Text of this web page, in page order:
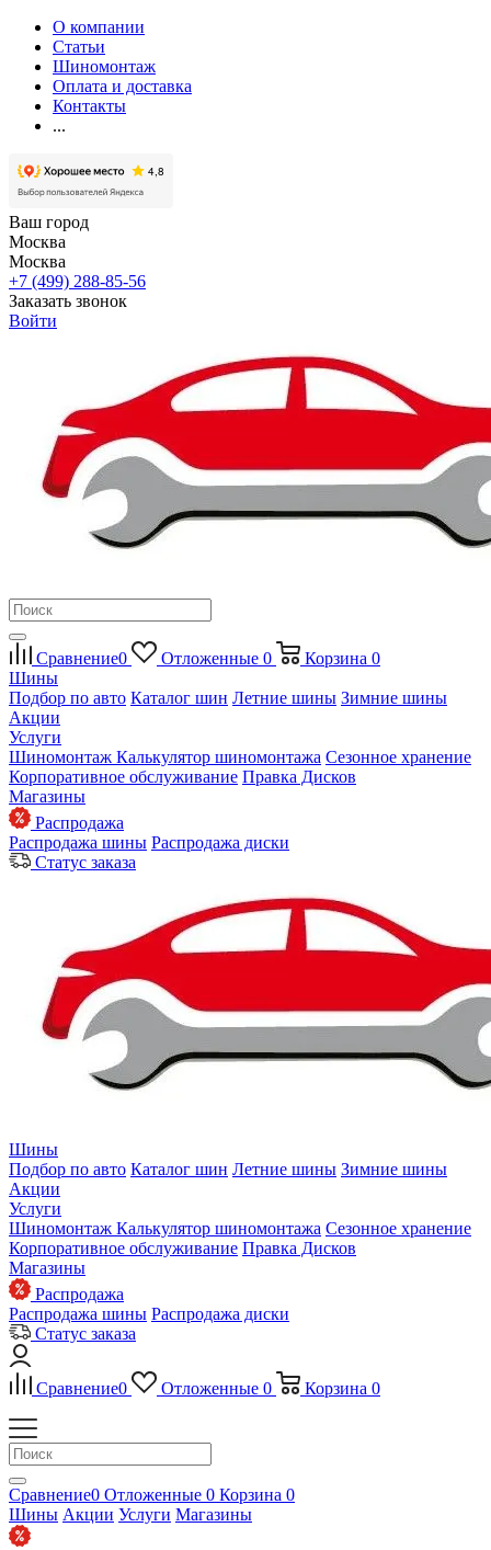
О компании
Статьи
Шиномонтаж
Оплата и доставка
Контакты
...
Ваш город
Москва
Москва
+7 (499) 288-85-56
Заказать звонок
Войти
Сравнение0 Отложенные 0 Корзина 0
Шины
Подбор по авто Каталог шин Летние шины Зимние шины
Акции
Услуги
Шиномонтаж Калькулятор шиномонтажа Сезонное хранение
Корпоративное обслуживание Правка Дисков
Магазины
Распродажа
Распродажа шины Распродажа диски
Статус заказа
Шины
Подбор по авто Каталог шин Летние шины Зимние шины
Акции
Услуги
Шиномонтаж Калькулятор шиномонтажа Сезонное хранение
Корпоративное обслуживание Правка Дисков
Магазины
Распродажа
Распродажа шины Распродажа диски
Статус заказа
Сравнение0 Отложенные 0 Корзина 0
Сравнение0 Отложенные 0 Корзина 0
Шины Акции Услуги Магазины